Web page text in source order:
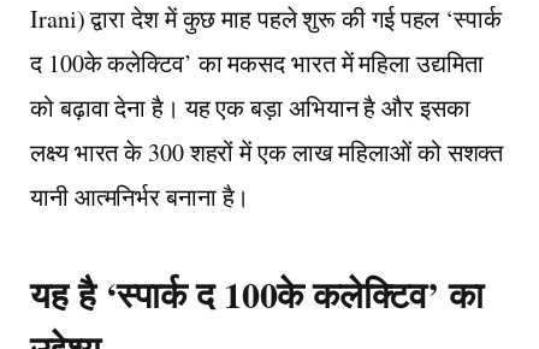
Irani) द्वारा देश में कुछ माह पहले शुरू की गई पहल ‘स्पार्क
द 100के कलेक्टिव’ का मकसद भारत में महिला उद्यमिता
को बढ़ावा देना है। यह एक बड़ा अभियान है और इसका
लक्ष्य भारत के 300 शहरों में एक लाख महिलाओं को सशक्त
यानी आत्मनिर्भर बनाना है।
यह है ‘स्पार्क द 100के कलेक्टिव’ का